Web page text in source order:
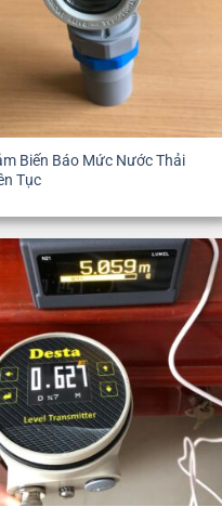
Biến Báo Mức Nước Thải
Tục